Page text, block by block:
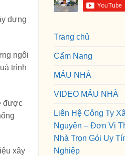
dựng
ngôi
trình
được
xây
Trang chủ
Cẩm Nang
MẪU NHÀ
VIDEO MẪU NHÀ
Liên Hệ Công Ty
Nguyên – Đơn Vị
Nhà Trọn Gói Uy
Nghiệp